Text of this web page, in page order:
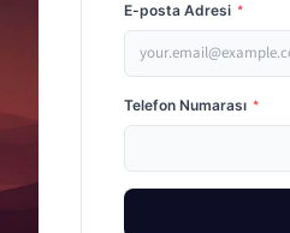
E-posta Adresi *
Telefon Numarası *